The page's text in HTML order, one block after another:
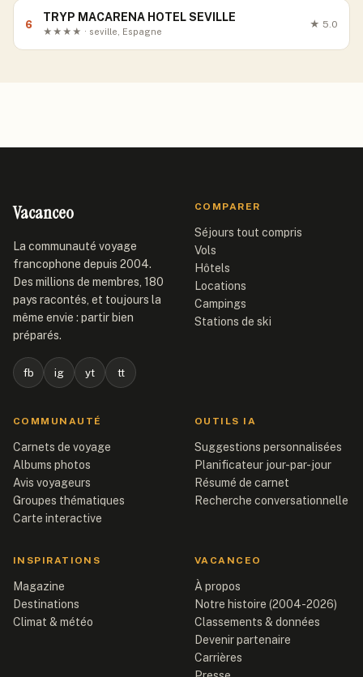
6
TRYP MACARENA HOTEL SEVILLE
★★★★ · seville, Espagne
★ 5.0
Vacanceo
La communauté voyage
francophone depuis 2004.
Des millions de membres, 180
pays racontés, et toujours la
même envie : partir bien
préparés.
fb ig yt tt
COMPARER
Séjours tout compris
Vols
Hôtels
Locations
Campings
Stations de ski
COMMUNAUTÉ
Carnets de voyage
Albums photos
Avis voyageurs
Groupes thématiques
Carte interactive
OUTILS IA
Suggestions personnalisées
Planificateur jour-par-jour
Résumé de carnet
Recherche conversationnelle
INSPIRATIONS
Magazine
Destinations
Climat & météo
VACANCEO
À propos
Notre histoire (2004-2026)
Classements & données
Devenir partenaire
Carrières